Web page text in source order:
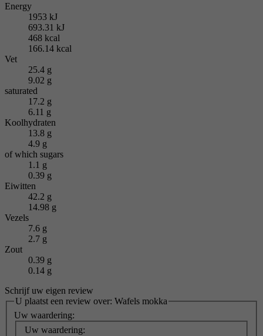
Energy
1953 kJ
693.31 kJ
468 kcal
166.14 kcal
Vet
25.4 g
9.02 g
saturated
17.2 g
6.11 g
Koolhydraten
13.8 g
4.9 g
of which sugars
1.1 g
0.39 g
Eiwitten
42.2 g
14.98 g
Vezels
7.6 g
2.7 g
Zout
0.39 g
0.14 g
Schrijf uw eigen review
U plaatst een review over: Wafels mokka
Uw waardering:
Uw waardering: